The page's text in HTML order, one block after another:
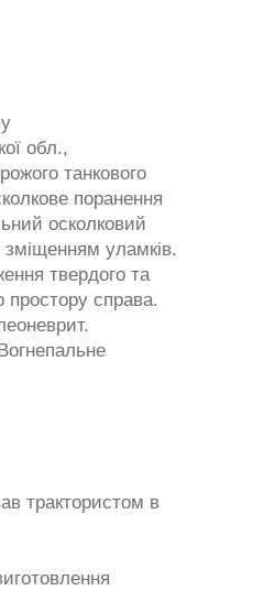
обл.,
танкового
поранення
осколковий
зміщенням уламків.
твердого та
простору справа.
трактористом в